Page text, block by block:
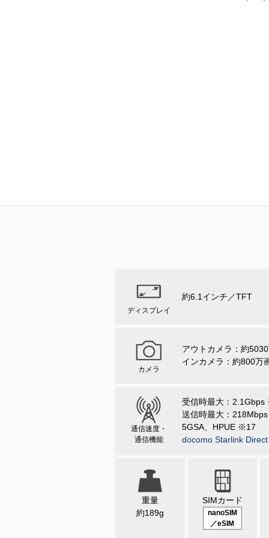
ディスプレイ
約6.1インチ／TFT
カメラ
アウトカメラ： 約
インカメラ： 約800万
通信速度・
通信機能
受信時最大：
送信時最大：
5GSA、HPUE ※17
docomo Starlink Direct
重量
約189g
SIMカード
nanoSIM
／eSIM